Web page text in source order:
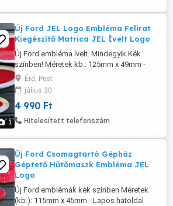
1
Új Ford JEL Logo Embléma Felirat
Kiegészítő Matrica JEL Ívelt Logo
Új Ford embléma ívelt. Mindegyik Kék
színben! Méretek kb.: 125mm x 49mm -
Ívelt Hátoldal 142mm x 58mm - Ívelt
Hátoldal 178mm x 70mm - Ívelt Hátoldal
Az ár egy darabra értendő! 4990-Ft db
További méretek, információk és rendelés
a weboldalon érhető el: www. felni-kupak
Érd, Pest
július 30
4 990 Ft
Hitelesített telefonszám
Új Ford Csomagtartó Gépház
Géptető Hűtőmaszk Embléma JEL
Logo
Új Ford emblémák kék színben Méretek
(kb.): 115mm x 45mm - Lapos hátoldal